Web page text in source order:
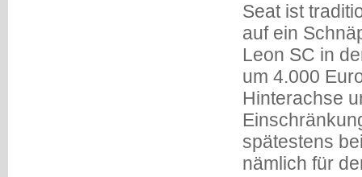
Seat ist
auf ein
Leon SC in
um 4.000
Hinterachse
spätestens
nämlich für